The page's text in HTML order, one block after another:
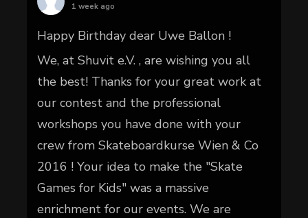
1 week ago
Happy Birthday dear Uwe Ballon !
We, at Shuvit e.V. , are wishing you all
the best! Thanks for your great work at
our contest and the professional
workshops you have done with your
crew from Skateboardkurse Wien & Co
2016 ! Your idea to make the "Skate
Games for Kids" was a massive
enrichment for our events. We are